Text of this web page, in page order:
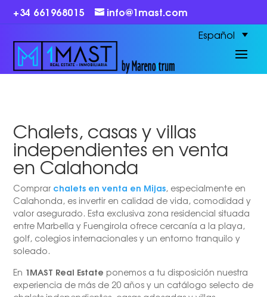
+34 661968015 info@1mast.com
Español
Chalets, casas y villas
independientes en venta
en Calahonda
Comprar chalets en venta en Mijas, especialmente en
Calahonda, es invertir en calidad de vida, comodidad y
valor asegurado. Esta exclusiva zona residencial situada
entre Marbella y Fuengirola ofrece cercanía a la playa,
golf, colegios internacionales y un entorno tranquilo y
soleado.
En 1MAST Real Estate ponemos a tu disposición nuestra
experiencia de más de 20 años y un catálogo selecto de